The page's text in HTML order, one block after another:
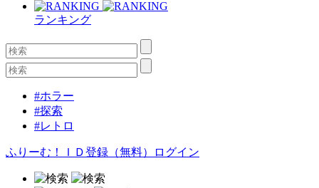
ランキング
#ホラー
#探索
#レトロ
ふりーむ！ＩＤ登録（無料） ログイン